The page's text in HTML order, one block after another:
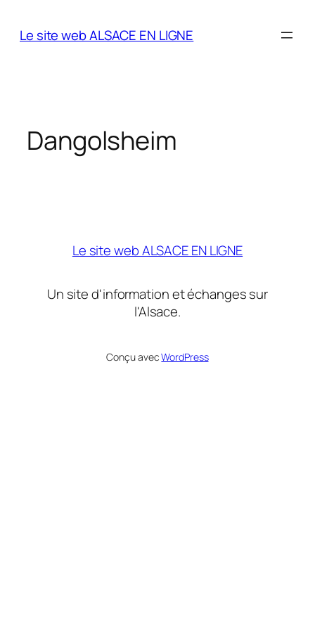
Le site web ALSACE EN LIGNE
Dangolsheim
Le site web ALSACE EN LIGNE
Un site d'information et échanges sur
l'Alsace.
Conçu avecWordPress